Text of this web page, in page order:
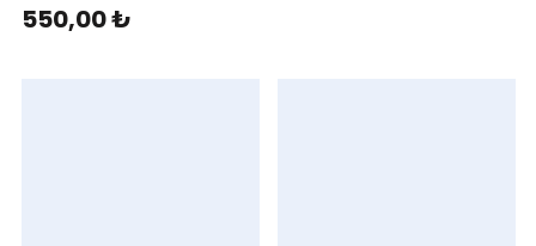
550,00 ₺